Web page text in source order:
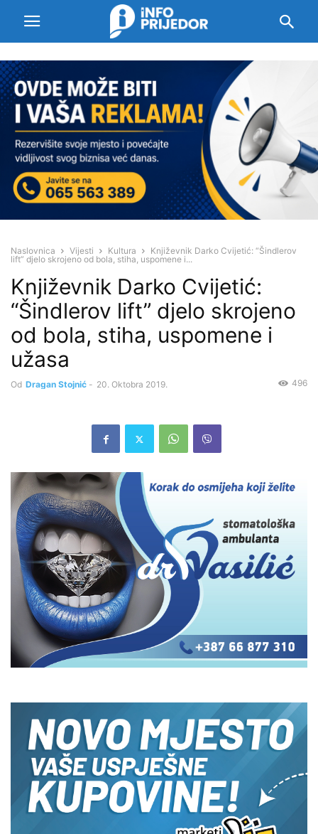
Naslovnica Vijesti Kultura
Književnik Darko Cvijetić: “Šindlerov
lift” djelo skrojeno od bola, stiha, uspomene i...
Književnik Darko Cvijetić:
“Šindlerov lift” djelo skrojeno
od bola, stiha, uspomene i
užasa
Od Dragan Stojnić - 20. Oktobra 2019. 496